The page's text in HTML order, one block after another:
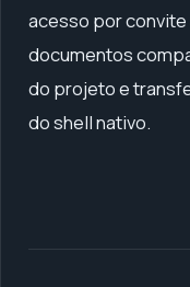
acesso por
documentos
do projeto e
do shell nativo.